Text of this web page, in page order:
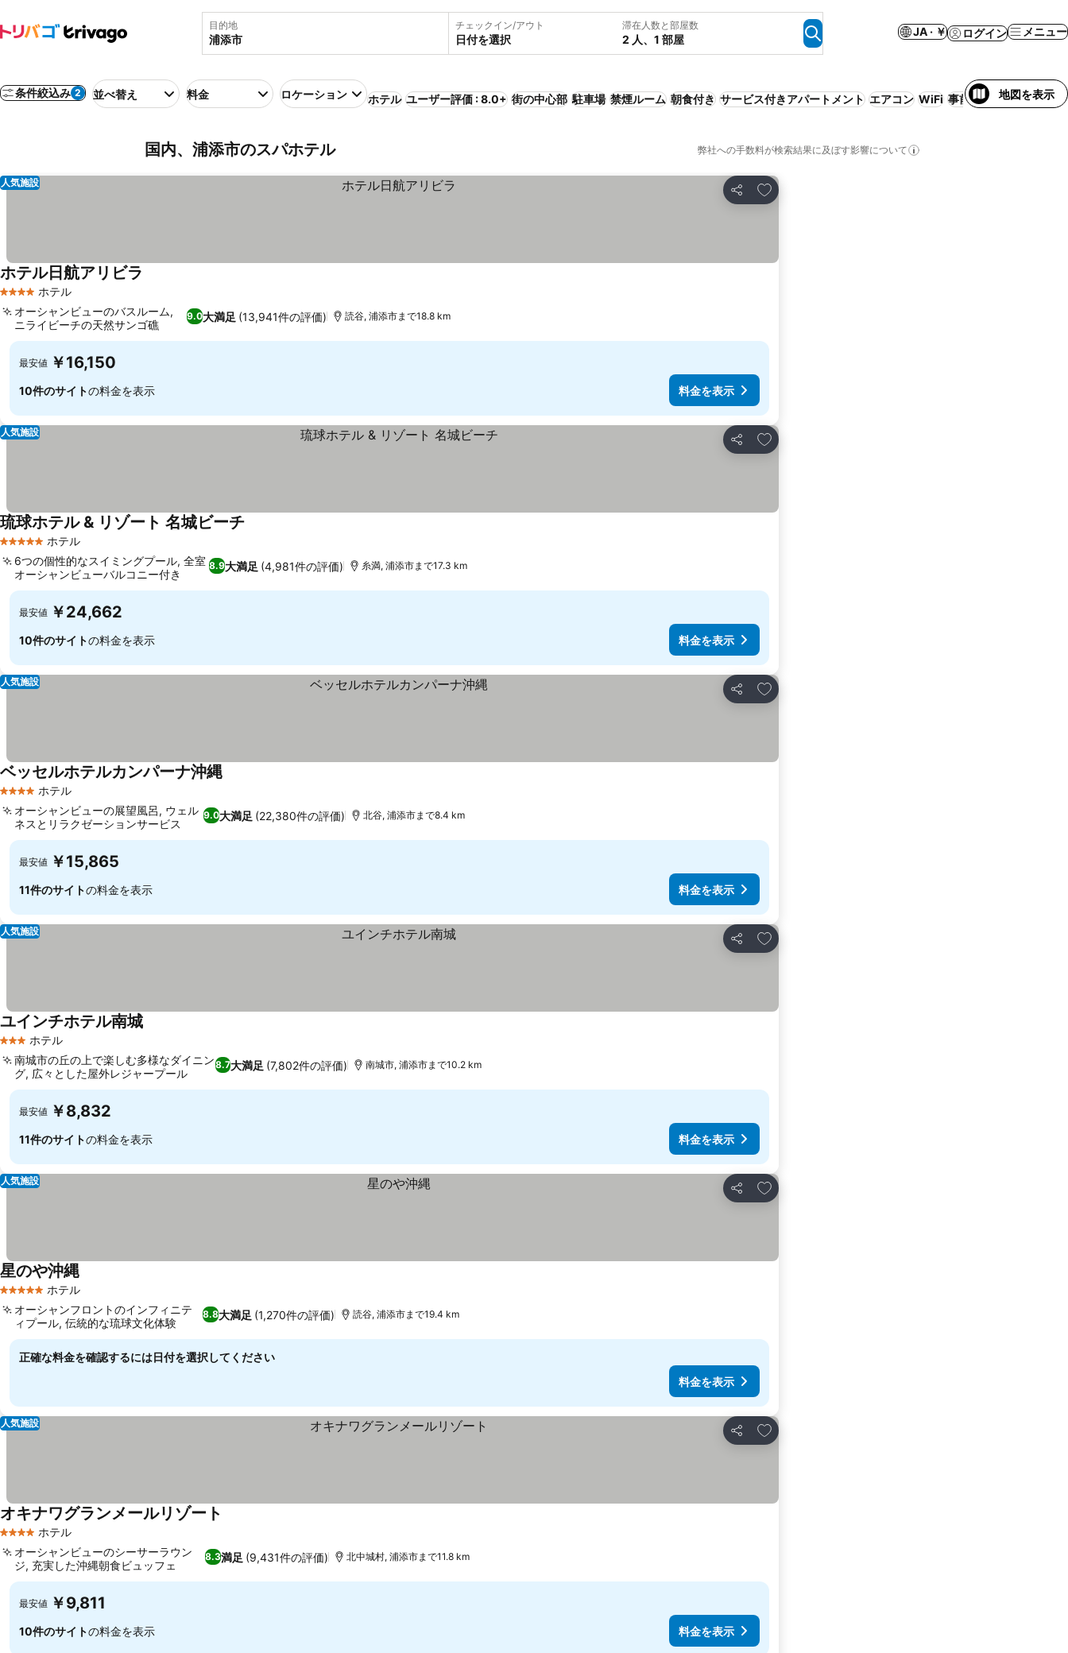
目的地 チェックイン/アウト
日付を選択
滞在人数と部屋数
2 人、1 部屋
JA · ￥ ログイン メニュー
条件絞込み 2 並べ替え 料金 ロケーション ホテル ユーザー評価 : 8.0+ 街の中心部 駐車場 禁煙ルーム 朝食付き サービス付きアパートメント エアコン WiFi 事前払い不要 ファミリ
地図を表示
国内、浦添市のスパホテル 弊社への手数料が検索結果に及ぼす影響について
シェア
お気に入りに追加
人気施設
4 ホテルのランク
ホテル
ホテル日航アリビラ
9.0大満足 (13,941件の評価)
オーシャンビューのバスルーム,
ニライビーチの天然サンゴ礁
読谷, 浦添市まで18.8 km
最安値 ￥16,150
10件のサイトの料金を表示 料金を表示
シェア
お気に入りに追加
人気施設
5 ホテルのランク
ホテル
琉球ホテル & リゾート 名城ビーチ
8.9大満足 (4,981件の評価)
6つの個性的なスイミングプール, 全室
オーシャンビューバルコニー付き
糸満, 浦添市まで17.3 km
最安値 ￥24,662
10件のサイトの料金を表示 料金を表示
シェア
お気に入りに追加
人気施設
4 ホテルのランク
ホテル
ベッセルホテルカンパーナ沖縄
9.0大満足 (22,380件の評価)
オーシャンビューの展望風呂, ウェル
ネスとリラクゼーションサービス
北谷, 浦添市まで8.4 km
最安値 ￥15,865
11件のサイトの料金を表示 料金を表示
シェア
お気に入りに追加
人気施設
3 ホテルのランク
ホテル
ユインチホテル南城
8.7大満足 (7,802件の評価)
南城市の丘の上で楽しむ多様なダイニン
グ, 広々とした屋外レジャープール
南城市, 浦添市まで10.2 km
最安値 ￥8,832
11件のサイトの料金を表示 料金を表示
シェア
お気に入りに追加
人気施設
5 ホテルのランク
ホテル
星のや沖縄
8.8大満足 (1,270件の評価)
オーシャンフロントのインフィニテ
ィプール, 伝統的な琉球文化体験
読谷, 浦添市まで19.4 km
正確な料金を確認するには日付を選択してください
料金を表示
シェア
お気に入りに追加
人気施設
4 ホテルのランク
ホテル
オキナワグランメールリゾート
8.3満足 (9,431件の評価)
オーシャンビューのシーサーラウン
ジ, 充実した沖縄朝食ビュッフェ
北中城村, 浦添市まで11.8 km
最安値 ￥9,811
10件のサイトの料金を表示 料金を表示